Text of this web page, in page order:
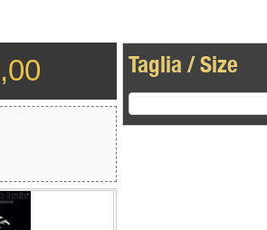
,00 Taglia / Size